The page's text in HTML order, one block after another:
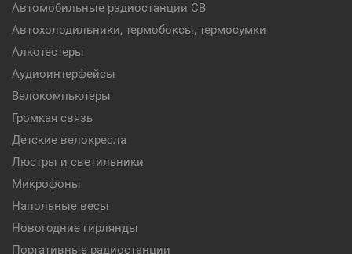
Автомобильные радиостанции CB
Автохолодильники, термобоксы, термосумки
Алкотестеры
Аудиоинтерфейсы
Велокомпьютеры
Громкая связь
Детские велокресла
Люстры и светильники
Микрофоны
Напольные весы
Новогодние гирлянды
Портативные радиостанции